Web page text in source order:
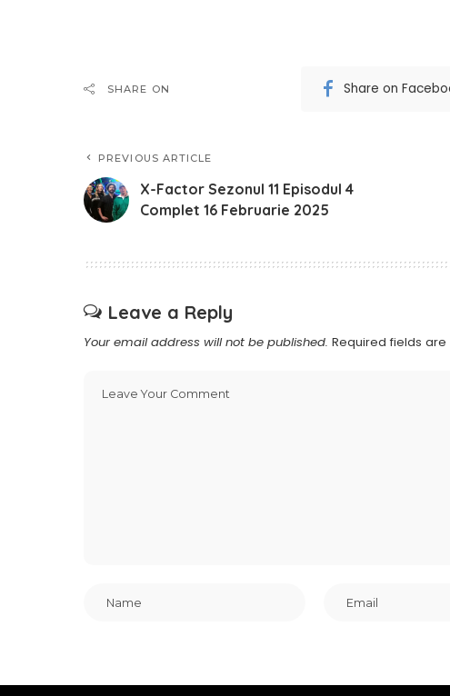
SHARE ON Share on
PREVIOUS ARTICLE
X-Factor Sezonul 11 Episodul 4
Complet 16 Februarie 2025
Leave a Reply
Your email address will not be published. Required fields